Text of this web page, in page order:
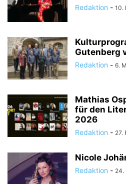
Redaktion - 10.
Gutenberg
Redaktion - 6.
Mathias
für den
2026
Redaktion - 27.
Nicole
Redaktion - 24.